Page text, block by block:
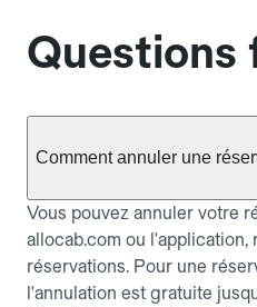
Questions
Comment annuler une
Vous pouvez annuler votre
allocab.com ou l'application,
réservations. Pour une
l'annulation est gratuite